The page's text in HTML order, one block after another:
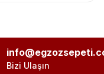
Bizi Ulaşın